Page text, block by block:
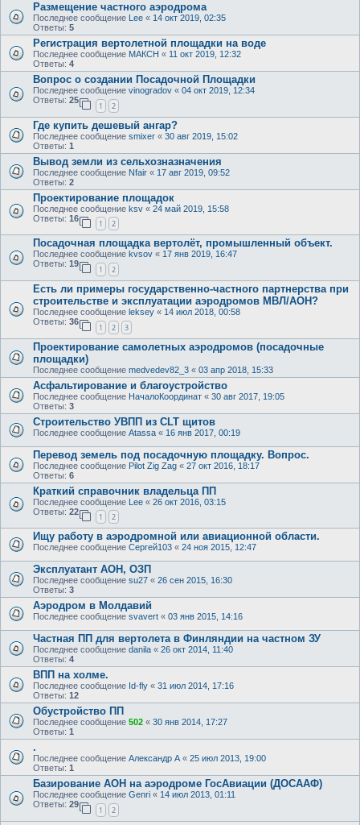
Размещение частного аэродрома
Последнее сообщение Lee « 14 окт 2019, 02:35
Ответы: 5
Регистрация вертолетной площадки на воде
Последнее сообщение МАКСН « 11 окт 2019, 12:32
Ответы: 4
Вопрос о создании Посадочной Площадки
Последнее сообщение vinogradov « 04 окт 2019, 12:34
Ответы: 25
1 2
Где купить дешевый ангар?
Последнее сообщение smixer « 30 авг 2019, 15:02
Ответы: 1
Вывод земли из сельхозназначения
Последнее сообщение Nfair « 17 авг 2019, 09:52
Ответы: 2
Проектирование площадок
Последнее сообщение ksv « 24 май 2019, 15:58
Ответы: 16
1 2
Посадочная площадка вертолёт, промышленный объект.
Последнее сообщение kvsov « 17 янв 2019, 16:47
Ответы: 19
1 2
Есть ли примеры государственно-частного партнерства при
строительстве и эксплуатации аэродромов МВЛ/АОН?
Последнее сообщение leksey « 14 июл 2018, 00:58
Ответы: 36
1 2 3
Проектирование самолетных аэродромов (посадочные
площадки)
Последнее сообщение medvedev82_3 « 03 апр 2018, 15:33
Асфальтирование и благоустройство
Последнее сообщение НачалоКоординат « 30 авг 2017, 19:05
Ответы: 3
Строительство УВПП из CLT щитов
Последнее сообщение Atassa « 16 янв 2017, 00:19
Перевод земель под посадочную площадку. Вопрос.
Последнее сообщение Pilot Zig Zag « 27 окт 2016, 18:17
Ответы: 6
Краткий справочник­ владельца ПП
Последнее сообщение Lee « 26 окт 2016, 03:15
Ответы: 22
1 2
Ищу работу в аэродромной или авиационной области.
Последнее сообщение Сергей103 « 24 ноя 2015, 12:47
Эксплуатант АОН, ОЗП
Последнее сообщение su27 « 26 сен 2015, 16:30
Ответы: 3
Аэродром в Молдавий
Последнее сообщение svavert « 03 янв 2015, 14:16
Частная ПП для вертолета в Финляндии на частном ЗУ
Последнее сообщение danila « 26 окт 2014, 11:40
Ответы: 4
ВПП на холме.
Последнее сообщение Id-fly « 31 июл 2014, 17:16
Ответы: 12
Обустройство ПП
Последнее сообщение 502 « 30 янв 2014, 17:27
Ответы: 1
.
Последнее сообщение Александр А « 25 июл 2013, 19:00
Ответы: 1
Базирование АОН на аэродроме ГосАвиации (ДОСААФ)
Последнее сообщение Genri « 14 июл 2013, 01:11
Ответы: 29
1 2